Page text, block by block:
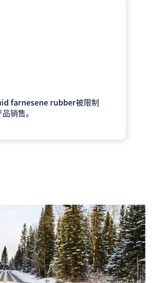
farnesene rubber被限制
销售。